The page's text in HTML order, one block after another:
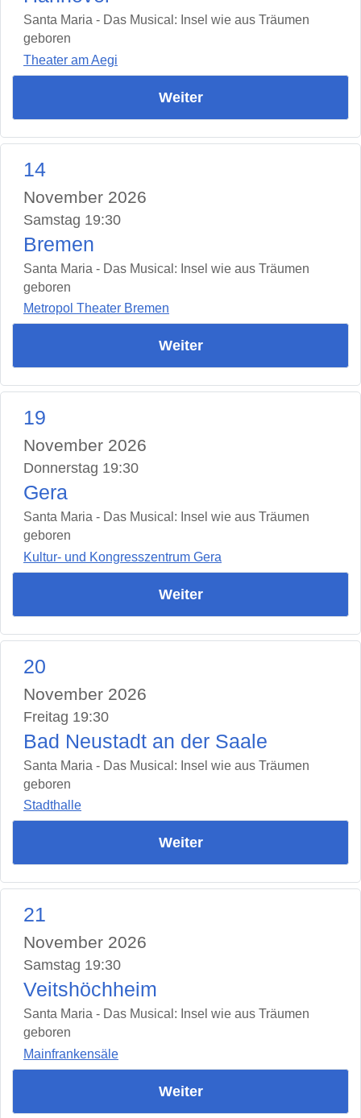
Santa Maria - Das Musical: Insel wie aus Träumen
geboren
Theater am Aegi
Weiter
14
November 2026
Samstag 19:30
Bremen
Santa Maria - Das Musical: Insel wie aus Träumen
geboren
Metropol Theater Bremen
Weiter
19
November 2026
Donnerstag 19:30
Gera
Santa Maria - Das Musical: Insel wie aus Träumen
geboren
Kultur- und Kongresszentrum Gera
Weiter
20
November 2026
Freitag 19:30
Bad Neustadt an der Saale
Santa Maria - Das Musical: Insel wie aus Träumen
geboren
Stadthalle
Weiter
21
November 2026
Samstag 19:30
Veitshöchheim
Santa Maria - Das Musical: Insel wie aus Träumen
geboren
Mainfrankensäle
Weiter